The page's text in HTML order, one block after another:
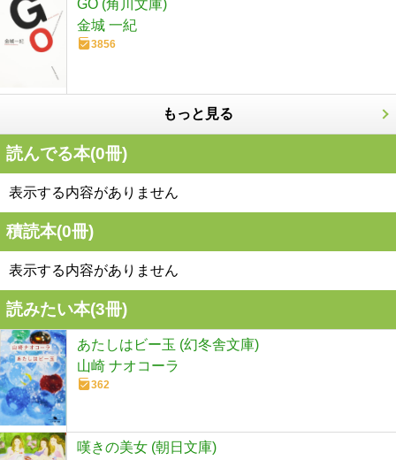
GO (角川文庫)
金城 一紀
3856
もっと見る
読んでる本(0冊)
表示する内容がありません
積読本(0冊)
表示する内容がありません
読みたい本(3冊)
あたしはビー玉 (幻冬舎文庫)
山崎 ナオコーラ
362
嘆きの美女 (朝日文庫)